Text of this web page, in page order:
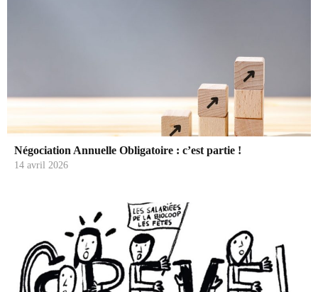
Négociation Annuelle Obligatoire : c’est partie !
14 avril 2026